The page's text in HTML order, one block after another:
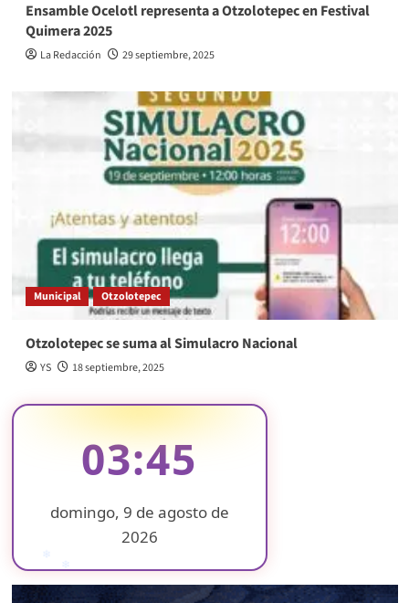
Ensamble Ocelotl representa a Otzolotepec en Festival
Quimera 2025
La Redacción 29 septiembre, 2025
Municipal Otzolotepec
Otzolotepec se suma al Simulacro Nacional
YS 18 septiembre, 2025
03:45
domingo, 9 de agosto de
2026
❄
❄ ❄